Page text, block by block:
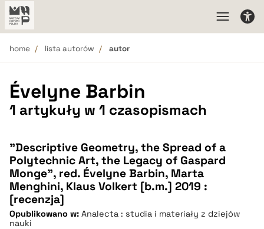
home lista autorów autor
Évelyne Barbin
1 artykuły w 1 czasopismach
"Descriptive Geometry, the Spread of a
Polytechnic Art, the Legacy of Gaspard
Monge", red. Évelyne Barbin, Marta
Menghini, Klaus Volkert [b.m.] 2019 :
[recenzja]
Opublikowano w: Analecta : studia i materiały z dziejów
nauki